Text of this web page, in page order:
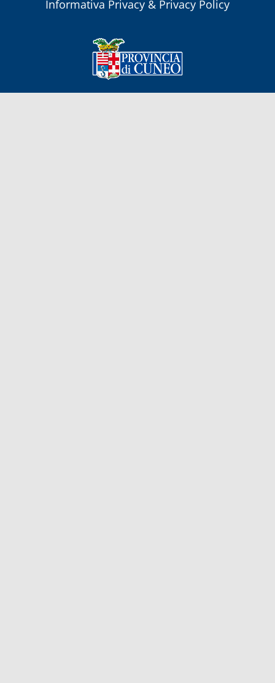
Informativa Privacy & Privacy Policy